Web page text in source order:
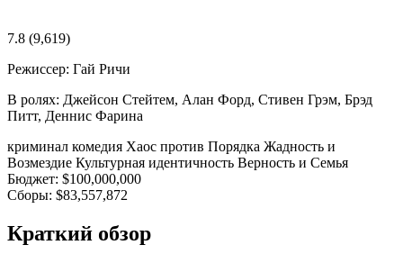
7.8 (9,619)
Режиссер: Гай Ричи
В ролях: Джейсон Стейтем, Алан Форд, Стивен Грэм, Брэд
Питт, Деннис Фарина
криминал комедия Хаос против Порядка Жадность и
Возмездие Культурная идентичность Верность и Семья
Бюджет: $100,000,000
Сборы: $83,557,872
Краткий обзор